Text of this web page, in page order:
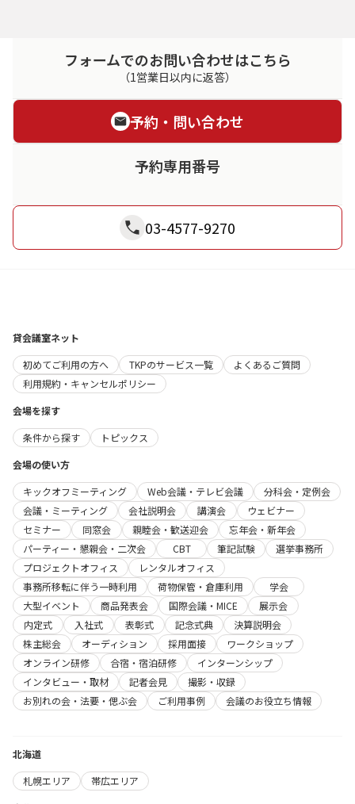
フォームでのお問い合わせはこちら
（1営業日以内に返答）
予約・問い合わせ
予約専用番号
03-4577-9270
貸会議室ネット
初めてご利用の方へ
TKPのサービス一覧
よくあるご質問
利用規約・キャンセルポリシー
会場を探す
条件から探す
トピックス
会場の使い方
キックオフミーティング
Web会議・テレビ会議
分科会・定例会
会議・ミーティング
会社説明会 講演会
ウェビナー
セミナー
同窓会 親睦会・歓送迎会
忘年会・新年会
パーティー・懇親会・二次会
CBT 筆記試験
選挙事務所
プロジェクトオフィス
レンタルオフィス
事務所移転に伴う一時利用
荷物保管・倉庫利用
学会
大型イベント
商品発表会 国際会議・MICE
展示会
内定式
入社式 表彰式 記念式典
決算説明会
株主総会
オーディション 採用面接
ワークショップ
オンライン研修
合宿・宿泊研修
インターンシップ
インタビュー・取材
記者会見
撮影・収録
お別れの会・法要・偲ぶ会
ご利用事例 会議のお役立ち情報
北海道
札幌エリア
帯広エリア